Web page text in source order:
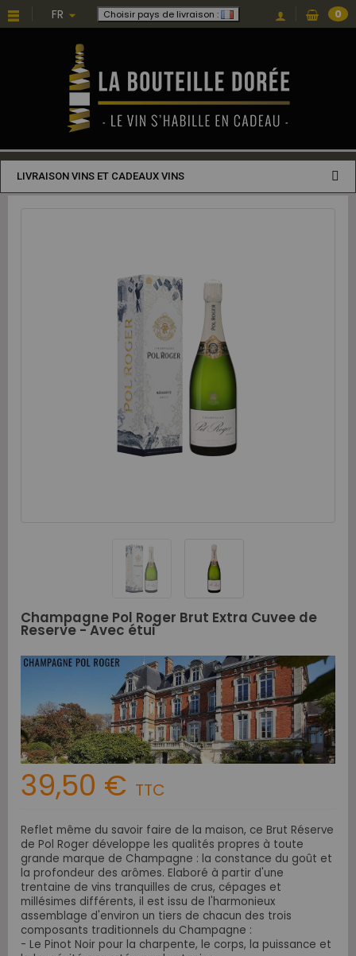
FR Choisir pays de livraison : 0
LIVRAISON VINS ET CADEAUX VINS
Champagne Pol Roger Brut Extra Cuvee de
Reserve - Avec étui
39,50 € TTC
Reflet même du savoir faire de la maison, ce Brut Réserve
de Pol Roger développe les qualités propres à toute
grande marque de Champagne : la constance du goût et
la profondeur des arômes. Elaboré à partir d'une
trentaine de vins tranquilles de crus, cépages et
millésimes différents, il est issu de l'harmonieux
assemblage d'environ un tiers de chacun des trois
composants traditionnels du Champagne :
- Le Pinot Noir pour la charpente, le corps, la puissance et